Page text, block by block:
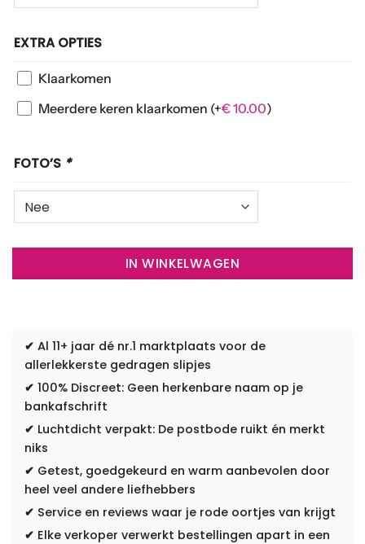
EXTRA OPTIES
Klaarkomen
Meerdere keren klaarkomen (+€10.00)
FOTO’S *
IN WINKELWAGEN
✔ Al 11+ jaar dé nr.1 marktplaats voor de
allerlekkerste gedragen slipjes
✔ 100% Discreet: Geen herkenbare naam op je
bankafschrift
✔ Luchtdicht verpakt: De postbode ruikt én merkt
niks
✔ Getest, goedgekeurd en warm aanbevolen door
heel veel andere liefhebbers
✔ Service en reviews waar je rode oortjes van krijgt
✔ Elke verkoper verwerkt bestellingen apart in een